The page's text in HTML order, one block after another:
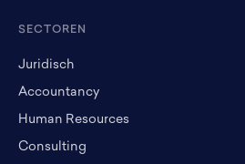
SECTOREN
Juridisch
Accountancy
Human Resources
Consulting